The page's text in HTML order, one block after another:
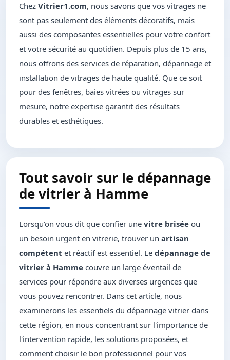
Chez Vitrier1.com, nous savons que vos vitrages ne
sont pas seulement des éléments décoratifs, mais
aussi des composantes essentielles pour votre confort
et votre sécurité au quotidien. Depuis plus de 15 ans,
nous offrons des services de réparation, dépannage et
installation de vitrages de haute qualité. Que ce soit
pour des fenêtres, baies vitrées ou vitrages sur
mesure, notre expertise garantit des résultats
durables et esthétiques.
Tout savoir sur le dépannage
de vitrier à Hamme
Lorsqu'on vous dit que confier une vitre brisée ou
un besoin urgent en vitrerie, trouver un artisan
compétent et réactif est essentiel. Le dépannage de
vitrier à Hamme couvre un large éventail de
services pour répondre aux diverses urgences que
vous pouvez rencontrer. Dans cet article, nous
examinerons les essentiels du dépannage vitrier dans
cette région, en nous concentrant sur l'importance de
l'intervention rapide, les solutions proposées, et
comment choisir le bon professionnel pour vos